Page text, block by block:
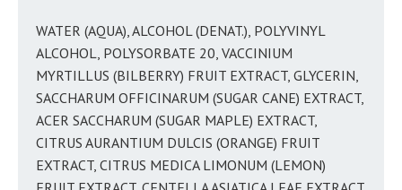
WATER (AQUA), ALCOHOL (DENAT.), POLYVINYL
ALCOHOL, POLYSORBATE 20, VACCINIUM
MYRTILLUS (BILBERRY) FRUIT EXTRACT, GLYCERIN,
SACCHARUM OFFICINARUM (SUGAR CANE) EXTRACT,
ACER SACCHARUM (SUGAR MAPLE) EXTRACT,
CITRUS AURANTIUM DULCIS (ORANGE) FRUIT
EXTRACT, CITRUS MEDICA LIMONUM (LEMON)